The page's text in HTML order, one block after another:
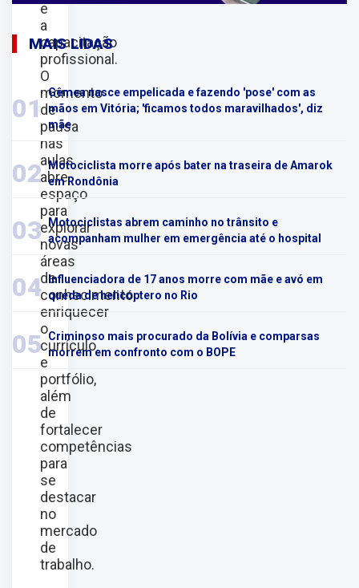
e
a
capacitação
profissional.
O
momento
de
pausa
nas
aulas
abre
espaço
para
explorar
novas
áreas
de
conhecimento,
enriquecer
o
currículo
e
portfólio,
além
de
fortalecer
competências
para
se
destacar
no
mercado
de
trabalho.
MAIS LIDAS
01
Gêmea nasce empelicada e fazendo 'pose' com as
mãos em Vitória; 'ficamos todos maravilhados', diz
mãe
02 Motociclista morre após bater na traseira de Amarok
em Rondônia
03 Motociclistas abrem caminho no trânsito e
acompanham mulher em emergência até o hospital
04
Influenciadora de 17 anos morre com mãe e avó em
queda de helicóptero no Rio
05 Criminoso mais procurado da Bolívia e comparsas
morrem em confronto com o BOPE